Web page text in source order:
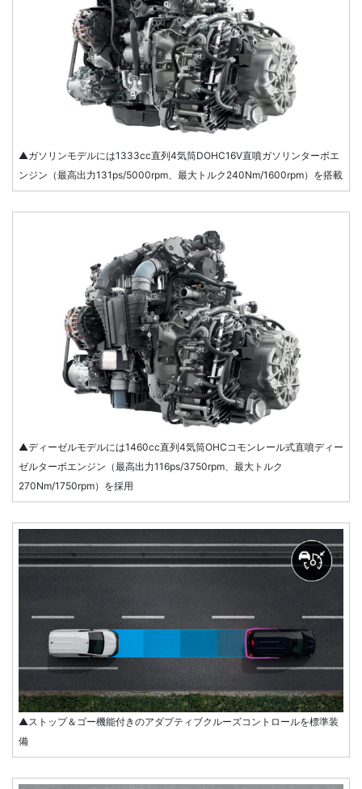
▲ガソリンモデルには1333cc直列4気筒DOHC16V直噴ガソリンターボエ
ンジン（最高出力131ps/5000rpm、最大トルク240Nm/1600rpm）を搭載
▲ディーゼルモデルには1460cc直列4気筒OHCコモンレール式直噴ディー
ゼルターボエンジン（最高出力116ps/3750rpm、最大トルク
270Nm/1750rpm）を採用
▲ストップ＆ゴー機能付きのアダプティブクルーズコントロールを標準装
備